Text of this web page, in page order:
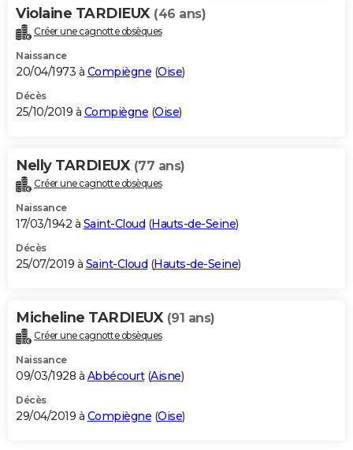
Violaine TARDIEUX (46 ans)
Créer une cagnotte obsèques
Naissance
20/04/1973 à Compiègne (Oise)
Décès
25/10/2019 à Compiègne (Oise)
Nelly TARDIEUX (77 ans)
Créer une cagnotte obsèques
Naissance
17/03/1942 à Saint-Cloud (Hauts-de-Seine)
Décès
25/07/2019 à Saint-Cloud (Hauts-de-Seine)
Micheline TARDIEUX (91 ans)
Créer une cagnotte obsèques
Naissance
09/03/1928 à Abbécourt(Aisne)
Décès
29/04/2019 à Compiègne (Oise)